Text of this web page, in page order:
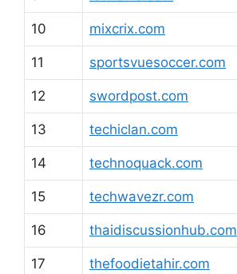
10 mixcrix.com
11 sportsvuesoccer.com
12 swordpost.com
13 techiclan.com
14 technoquack.com
15 techwavezr.com
16 thaidiscussionhub.com
17 thefoodietahir.com